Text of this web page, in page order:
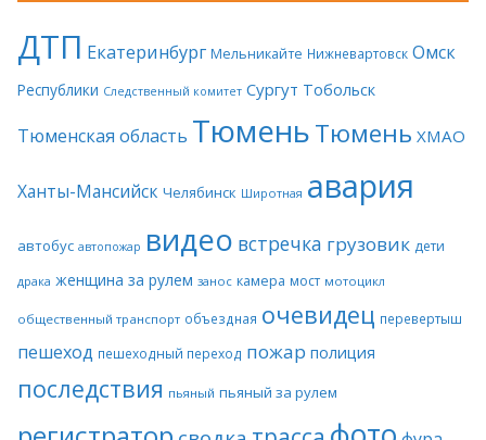
ДТП Екатеринбург Мельникайте Нижневартовск Омск
Республики Следственный комитет Сургут Тобольск
Тюменская область ТюменьТюмень ХМАО
Ханты-Мансийск Челябинск Широтная авария
автобус автопожар видео встречка грузовик дети
драка женщина за рулем занос камера мост мотоцикл
общественный транспорт объездная очевидец перевертыш
пешеход пешеходный переход пожар полиция
последствия пьяный пьяный за рулем